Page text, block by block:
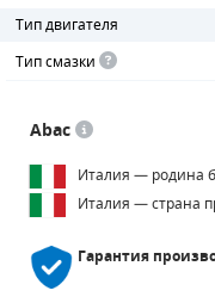
Тип двигателя
Тип смазки
Abac
Италия — родина
Италия — страна
Гарантия
ДЕТАЛИ НАСОСНОЙ ЧАСТИ
ШЛАНГИ ДЛЯ МОТОПОМП
ДЛЯ ВАКУУМНЫХ НАСОСОВ